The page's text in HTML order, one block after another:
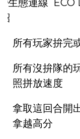
所有玩家拚完
所有沒拚隊的
照拼放速度
拿取這回合開
拿越高分